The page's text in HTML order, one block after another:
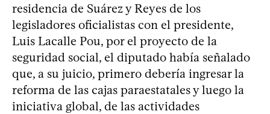
residencia de Suárez y Reyes de los
legisladores oficialistas con el presidente,
Luis Lacalle Pou, por el proyecto de la
seguridad social, el diputado había señalado
que, a su juicio, primero debería ingresar la
reforma de las cajas paraestatales y luego la
iniciativa global, de las actividades